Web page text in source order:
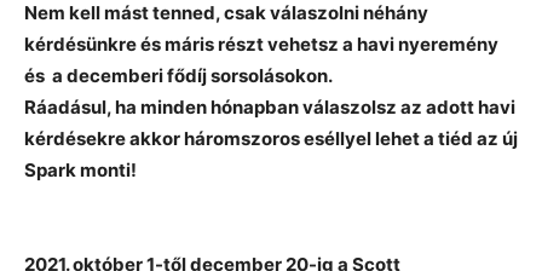
Nem kell mást tenned, csak válaszolni néhány
kérdésünkre és máris részt vehetsz a havi nyeremény
és a decemberi fődíj sorsolásokon.
Ráadásul, ha minden hónapban válaszolsz az adott havi
kérdésekre akkor háromszoros eséllyel lehet a tiéd az új
Spark monti!
2021. október 1-től december 20-ig a Scott